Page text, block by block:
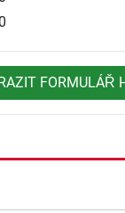
0
FORMULÁŘ